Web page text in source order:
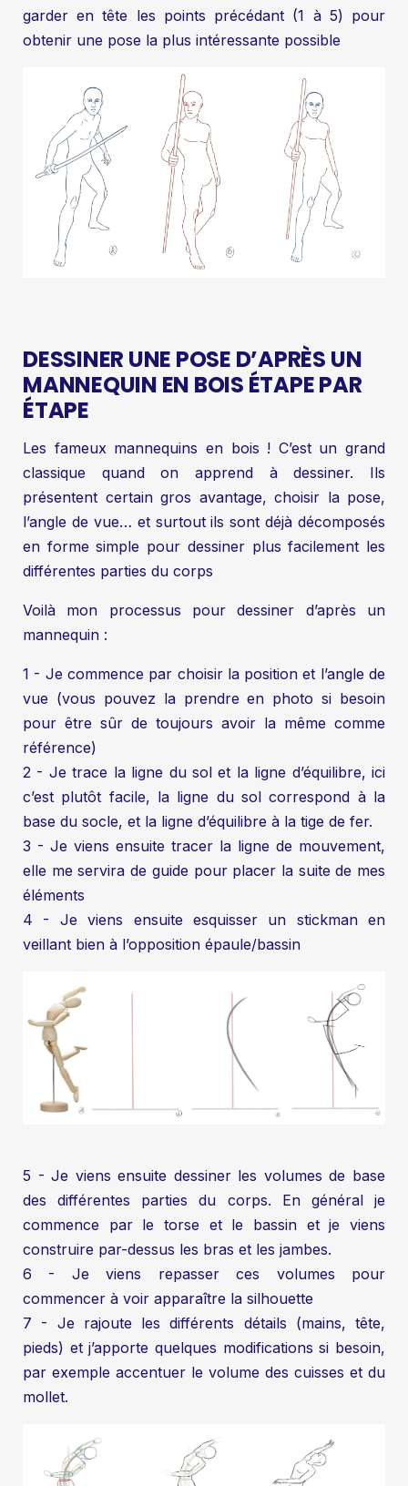
garder en tête les points précédant (1 à 5) pour
obtenir une pose la plus intéressante possible
DESSINER UNE POSE D’APRÈS UN
MANNEQUIN EN BOIS ÉTAPE PAR
ÉTAPE
Les fameux mannequins en bois ! C’est un grand
classique quand on apprend à dessiner. Ils
présentent certain gros avantage, choisir la pose,
l’angle de vue… et surtout ils sont déjà décomposés
en forme simple pour dessiner plus facilement les
différentes parties du corps
Voilà mon processus pour dessiner d’après un
mannequin :
1 - Je commence par choisir la position et l’angle de
vue (vous pouvez la prendre en photo si besoin
pour être sûr de toujours avoir la même comme
référence)
2 - Je trace la ligne du sol et la ligne d’équilibre, ici
c’est plutôt facile, la ligne du sol correspond à la
base du socle, et la ligne d’équilibre à la tige de fer.
3 - Je viens ensuite tracer la ligne de mouvement,
elle me servira de guide pour placer la suite de mes
éléments
4 - Je viens ensuite esquisser un stickman en
veillant bien à l’opposition épaule/bassin
5 - Je viens ensuite dessiner les volumes de base
des différentes parties du corps. En général je
commence par le torse et le bassin et je viens
construire par-dessus les bras et les jambes.
6 - Je viens repasser ces volumes pour
commencer à voir apparaître la silhouette
7 - Je rajoute les différents détails (mains, tête,
pieds) et j’apporte quelques modifications si besoin,
par exemple accentuer le volume des cuisses et du
mollet.